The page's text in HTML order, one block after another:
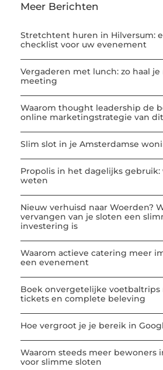
Meer Berichten
Stretchtent huren in Hilversum:
checklist voor uw evenement
Vergaderen met lunch: zo haal
meeting
Waarom thought leadership de
online marketingstrategie van
Slim slot in je Amsterdamse
Propolis in het dagelijks
weten
Nieuw verhuisd naar Woerden?
vervangen van je sloten een
investering is
Waarom actieve catering meer
een evenement
Boek onvergetelijke voetbaltrips
tickets en complete beleving
Hoe vergroot je je bereik in
Waarom steeds meer bewoners
voor slimme sloten